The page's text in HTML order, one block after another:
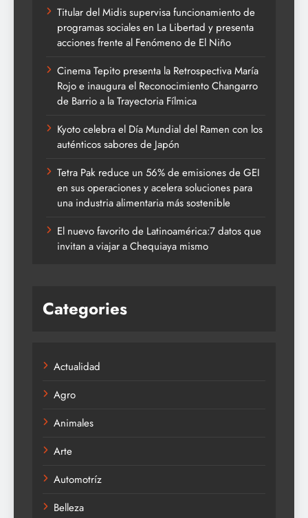
Titular del Midis supervisa funcionamiento de
programas sociales en La Libertad y presenta
acciones frente al Fenómeno de El Niño
Cinema Tepito presenta la Retrospectiva María
Rojo e inaugura el Reconocimiento Changarro
de Barrio a la Trayectoria Fílmica
Kyoto celebra el Día Mundial del Ramen con los
auténticos sabores de Japón
Tetra Pak reduce un 56% de emisiones de GEI
en sus operaciones y acelera soluciones para
una industria alimentaria más sostenible
El nuevo favorito de Latinoamérica:7 datos que
invitan a viajar a Chequiaya mismo
Categories
Actualidad
Agro
Animales
Arte
Automotríz
Belleza